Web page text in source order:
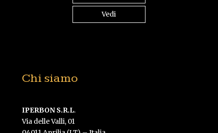
Vedi
Chi siamo
IPERBON S.R.L.
Via delle Valli, 01